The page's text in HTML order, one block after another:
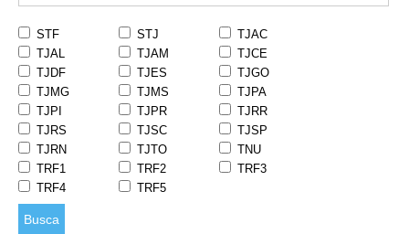
STF STJ
TJAC
TJAL
TJAM
TJCE
TJDF
TJES
TJGO
TJMG
TJMS
TJPA
TJPI
TJPR
TJRR
TJRS
TJSC
TJSP
TJRN
TJTO
TNU
TRF1
TRF2
TRF3
TRF4
TRF5
Busca